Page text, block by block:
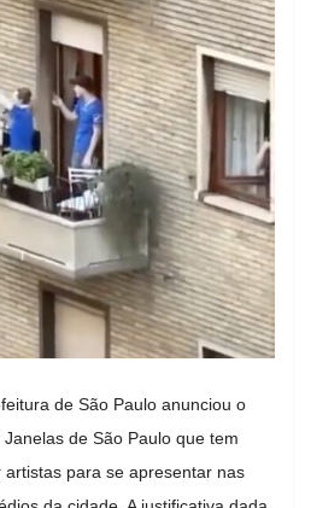
de São Paulo anunciou o
de São Paulo que tem
para se apresentar nas